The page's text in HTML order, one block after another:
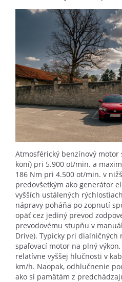
Atmosférický benzínový motor
koní) pri 5.900 ot/min. a
186 Nm pri 4.500 ot/min. v
predovšetkým ako generátor
vyšších ustálených
nápravy poháňa po zopnutí
opäť cez jediný prevod
prevodovému stupňu v
Drive). Typicky pri
spaľovací motor na plný
relatívne vyššej hlučnosti v
km/h. Naopak, odhlučnenie
ako si pamätám z